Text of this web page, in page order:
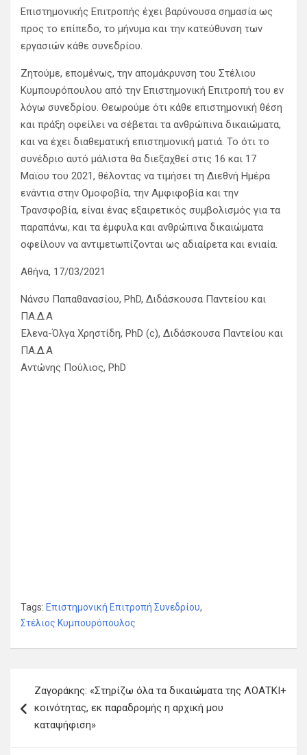
Επιστημονικής Επιτροπής έχει βαρύνουσα σημασία ως
προς το επίπεδο, το μήνυμα και την κατεύθυνση των
εργασιών κάθε συνεδρίου.
Ζητούμε, επομένως, την απομάκρυνση του Στέλιου
Κυμπουρόπουλου από την Επιστημονική Επιτροπή του εν
λόγω συνεδρίου. Θεωρούμε ότι κάθε επιστημονική θέση
και πράξη οφείλει να σέβεται τα ανθρώπινα δικαιώματα,
και να έχει διαθεματική επιστημονική ματιά. Το ότι το
συνέδριο αυτό μάλιστα θα διεξαχθεί στις 16 και 17
Μαϊου του 2021, θέλοντας να τιμήσει τη Διεθνή Ημέρα
ενάντια στην Ομοφοβία, την Αμφιφοβία και την
Τρανσφοβία, είναι ένας εξαιρετικός συμβολισμός για τα
παραπάνω, και τα έμφυλα και ανθρώπινα δικαιώματα
οφείλουν να αντιμετωπίζονται ως αδιαίρετα και ενιαία.
Αθήνα, 17/03/2021
Νάνσυ Παπαθανασίου, PhD, Διδάσκουσα Παντείου και
ΠΑ.Δ.Α
Έλενα-Όλγα Χρηστίδη, PhD (c), Διδάσκουσα Παντείου και
ΠΑ.Δ.Α
Αντώνης Πούλιος, PhD
Tags: Επιστημονική Επιτροπή Συνεδρίου,
Στέλιος Κυμπουρόπουλος
ή
Ζαγοράκης: «Στηρίζω όλα τα δικαιώματα της ΛΟΑΤΚΙ+
κοινότητας, εκ παραδρομής η αρχική μου
καταψήφιση»